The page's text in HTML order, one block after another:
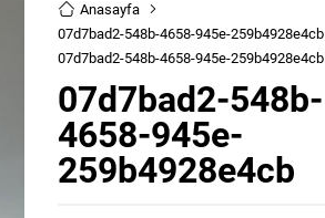
Anasayfa
07d7bad2-548b-4658-945e-259b4928e4cb
07d7bad2-548b-4658-945e-259b4928e4cb
07d7bad2-548b-
4658-945e-
259b4928e4cb